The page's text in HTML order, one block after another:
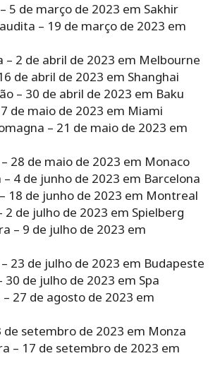
5 de março de 2023 em Sakhir
– 19 de março de 2023 em
– 2 de abril de 2023 em Melbourne
de abril de 2023 em Shanghai
– 30 de abril de 2023 em Baku
de maio de 2023 em Miami
– 21 de maio de 2023 em
28 de maio de 2023 em Monaco
– 4 de junho de 2023 em Barcelona
18 de junho de 2023 em Montreal
2 de julho de 2023 em Spielberg
– 9 de julho de 2023 em
23 de julho de 2023 em Budapeste
30 de julho de 2023 em Spa
– 27 de agosto de 2023 em
de setembro de 2023 em Monza
– 17 de setembro de 2023 em